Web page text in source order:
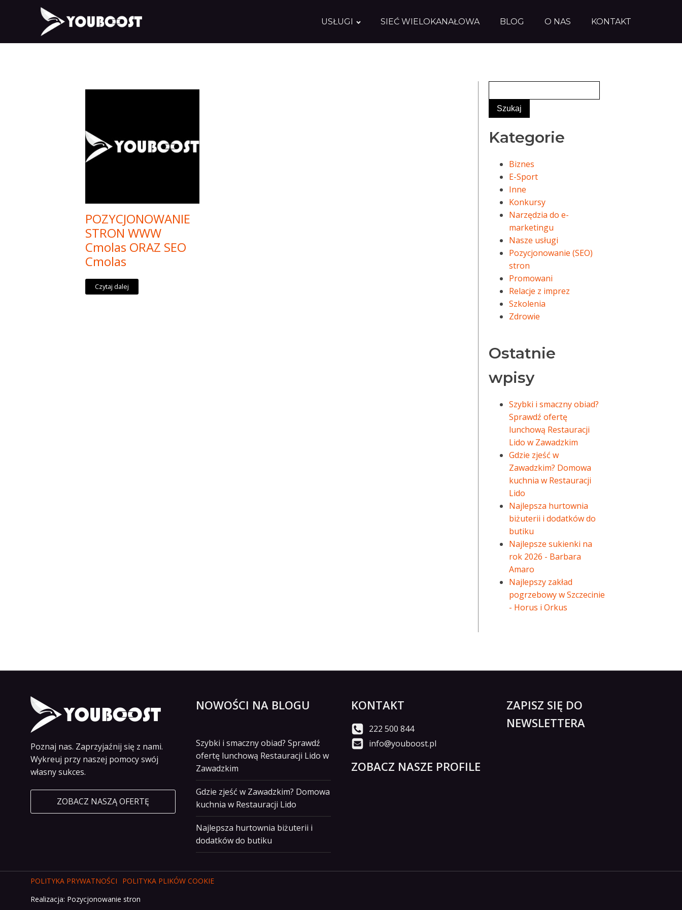
USŁUGI SIEĆ WIELOKANAŁOWA BLOG O NAS KONTAKT
POZYCJONOWANIE
STRON WWW
Cmolas ORAZ SEO
Cmolas
Czytaj dalej
Kategorie
Biznes
E-Sport
Inne
Konkursy
Narzędzia do e-
marketingu
Nasze usługi
Pozycjonowanie (SEO)
stron
Promowani
Relacje z imprez
Szkolenia
Zdrowie
Ostatnie
wpisy
Szybki i smaczny obiad?
Sprawdź ofertę
lunchową Restauracji
Lido w Zawadzkim
Gdzie zjeść w
Zawadzkim? Domowa
kuchnia w Restauracji
Lido
Najlepsza hurtownia
biżuterii i dodatków do
butiku
Najlepsze sukienki na
rok 2026 - Barbara
Amaro
Najlepszy zakład
pogrzebowy w Szczecinie
- Horus i Orkus
Poznaj nas. Zaprzyjaźnij się z nami.
Wykreuj przy naszej pomocy swój
własny sukces.
ZOBACZ NASZĄ OFERTĘ
NOWOŚCI NA BLOGU
Szybki i smaczny obiad? Sprawdź
ofertę lunchową Restauracji Lido w
Zawadzkim
Gdzie zjeść w Zawadzkim? Domowa
kuchnia w Restauracji Lido
Najlepsza hurtownia biżuterii i
dodatków do butiku
KONTAKT
222 500 844
info@youboost.pl
ZOBACZ NASZE PROFILE
ZAPISZ SIĘ DO
NEWSLETTERA
POLITYKA PRYWATNOŚCI
POLITYKA PLIKÓW COOKIE
Realizacja: Pozycjonowanie stron